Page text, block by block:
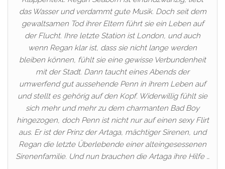
das Wasser und verdammt gute Musik. Doch seit dem
gewaltsamen Tod ihrer Eltern führt sie ein Leben auf
der Flucht. Ihre letzte Station ist London, und auch
wenn Regan klar ist, dass sie nicht lange werden
bleiben können, fühlt sie eine gewisse Verbundenheit
mit der Stadt. Dann taucht eines Abends der
umwerfend gut aussehende Penn in ihrem Leben auf
und stellt es gehörig auf den Kopf. Widerwillig fühlt sie
sich mehr und mehr zu dem charmanten Bad Boy
hingezogen, doch Penn ist nicht nur auf einen sexy Flirt
aus. Er ist der Prinz der Artaga, mächtiger Sirenen, und
Regan die letzte Überlebende einer alteingesessenen
Sirenenfamilie. Und nun brauchen die Artaga ihre Hilfe …